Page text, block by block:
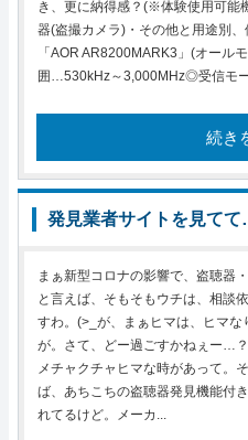
き、更に納得感？(※体験使用可
器(盗撮カメラ)・その他と用途別、
「AOR AR8200MARK3」(オール
囲…530kHz～3,000MHz◎受信モ
続き
発見業者サイトを見て
まぁ新型コロナの影響で、盗聴
と言えば、そもそもウチは、相談
すわ。(>_が、まぁヒマは、ヒマ
が。さて、どー過ごすかねぇー…
メチャクチャヒマな時があって。
ば、あちこちの盗聴器発見機能付
れてるけど。メーカ...